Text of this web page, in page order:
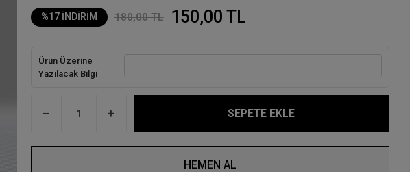
%17 İNDİRİM 180,00 TL 150,00 TL
Ürün Üzerine
Yazılacak Bilgi
SEPETE EKLE
HEMEN AL